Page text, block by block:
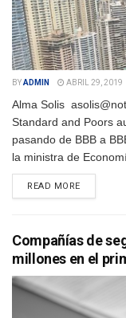
BYADMIN ABRIL 29, 2019
Alma Solis
Standard and Poors
pasando de BBB a
la ministra de
READ MOREDETAILS
Compañías de
millones en el